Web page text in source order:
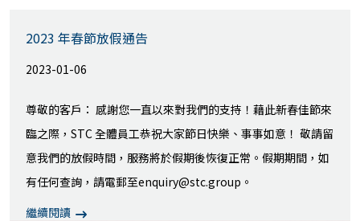
2023 年春節放假通告
2023-01-06
尊敬的客戶： 感謝您一直以來對我們的支持！藉此新春佳節來
臨之際，STC 全體員工恭祝大家節日快樂、事事如意！ 敬請留
意我們的放假時間，服務將於假期後恢復正常。假期期間，如
有任何查詢，請電郵至enquiry@stc.group。
繼續閱讀